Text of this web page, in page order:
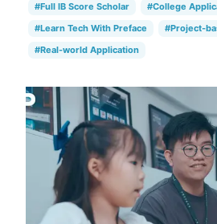
#Full IB Score Scholar #College
#Learn Tech With Preface #Project-
#Real-world Application